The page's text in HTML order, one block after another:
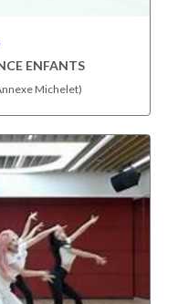
ENFANTS
Michelet)